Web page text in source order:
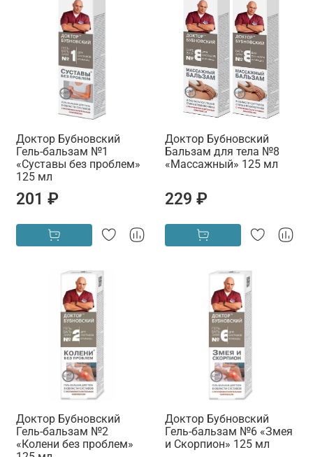
Доктор Бубновский
Гель-бальзам №1
«Суставы без проблем»
125 мл
201 ₽
Доктор Бубновский
Бальзам для тела №8
«Массажный» 125 мл
229 ₽
Доктор Бубновский
Гель-бальзам №2
«Колени без проблем»
Доктор Бубновский
Гель-бальзам №6 «Змея
и Скорпион» 125 мл